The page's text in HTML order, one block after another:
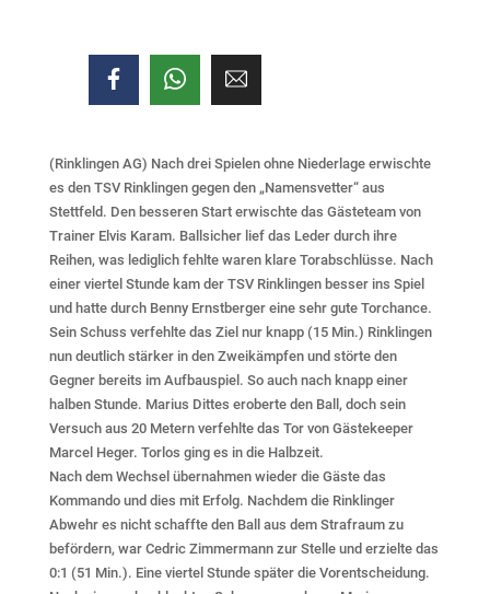
(Rinklingen AG) Nach drei Spielen ohne Niederlage erwischte
es den TSV Rinklingen gegen den „Namensvetter“ aus
Stettfeld. Den besseren Start erwischte das Gästeteam von
Trainer Elvis Karam. Ballsicher lief das Leder durch ihre
Reihen, was lediglich fehlte waren klare Torabschlüsse. Nach
einer viertel Stunde kam der TSV Rinklingen besser ins Spiel
und hatte durch Benny Ernstberger eine sehr gute Torchance.
Sein Schuss verfehlte das Ziel nur knapp (15 Min.) Rinklingen
nun deutlich stärker in den Zweikämpfen und störte den
Gegner bereits im Aufbauspiel. So auch nach knapp einer
halben Stunde. Marius Dittes eroberte den Ball, doch sein
Versuch aus 20 Metern verfehlte das Tor von Gästekeeper
Marcel Heger. Torlos ging es in die Halbzeit.
Nach dem Wechsel übernahmen wieder die Gäste das
Kommando und dies mit Erfolg. Nachdem die Rinklinger
Abwehr es nicht schaffte den Ball aus dem Strafraum zu
befördern, war Cedric Zimmermann zur Stelle und erzielte das
0:1 (51 Min.). Eine viertel Stunde später die Vorentscheidung.